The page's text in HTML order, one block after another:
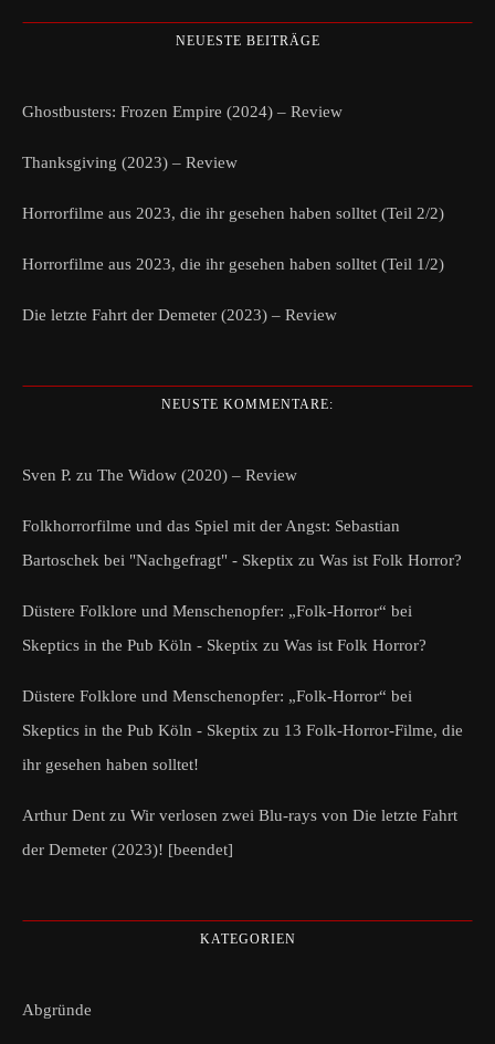
NEUESTE BEITRÄGE
Ghostbusters: Frozen Empire (2024) – Review
Thanksgiving (2023) – Review
Horrorfilme aus 2023, die ihr gesehen haben solltet (Teil 2/2)
Horrorfilme aus 2023, die ihr gesehen haben solltet (Teil 1/2)
Die letzte Fahrt der Demeter (2023) – Review
NEUSTE KOMMENTARE:
Sven P. zu The Widow (2020) – Review
Folkhorrorfilme und das Spiel mit der Angst: Sebastian
Bartoschek bei "Nachgefragt" - Skeptix zu Was ist Folk Horror?
Düstere Folklore und Menschenopfer: „Folk-Horror“ bei
Skeptics in the Pub Köln - Skeptix zu Was ist Folk Horror?
Düstere Folklore und Menschenopfer: „Folk-Horror“ bei
Skeptics in the Pub Köln - Skeptix zu 13 Folk-Horror-Filme, die
ihr gesehen haben solltet!
Arthur Dent zu Wir verlosen zwei Blu-rays von Die letzte Fahrt
der Demeter (2023)! [beendet]
KATEGORIEN
Abgründe